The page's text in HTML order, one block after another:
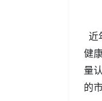
近
健
量
的